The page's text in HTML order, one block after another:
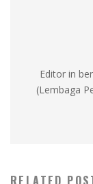
Editor in
(Lembaga
RELATED